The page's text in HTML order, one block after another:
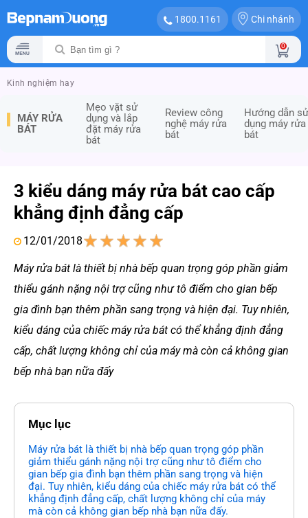
1800.1161 Chi nhánh
0
Kinh nghiệm hay
MÁY RỬA
BÁT
Mẹo vặt sử
dụng và lắp
đặt máy rửa
bát
Review công
nghệ máy rửa
bát
Hướng dẫn sử
dụng máy rửa
bát
3 kiểu dáng máy rửa bát cao cấp
khẳng định đẳng cấp
12/01/2018
Máy rửa bát là thiết bị nhà bếp quan trọng góp phần giảm
thiểu gánh nặng nội trợ cũng như tô điểm cho gian bếp
gia đình bạn thêm phần sang trọng và hiện đại. Tuy nhiên,
kiểu dáng của chiếc máy rửa bát có thể khẳng định đẳng
cấp, chất lượng không chỉ của máy mà còn cả không gian
bếp nhà bạn nữa đấy
Mục lục
Máy rửa bát là thiết bị nhà bếp quan trọng góp phần
giảm thiểu gánh nặng nội trợ cũng như tô điểm cho
gian bếp gia đình bạn thêm phần sang trọng và hiện
đại. Tuy nhiên, kiểu dáng của chiếc máy rửa bát có thể
khẳng định đẳng cấp, chất lượng không chỉ của máy
mà còn cả không gian bếp nhà bạn nữa đấy.